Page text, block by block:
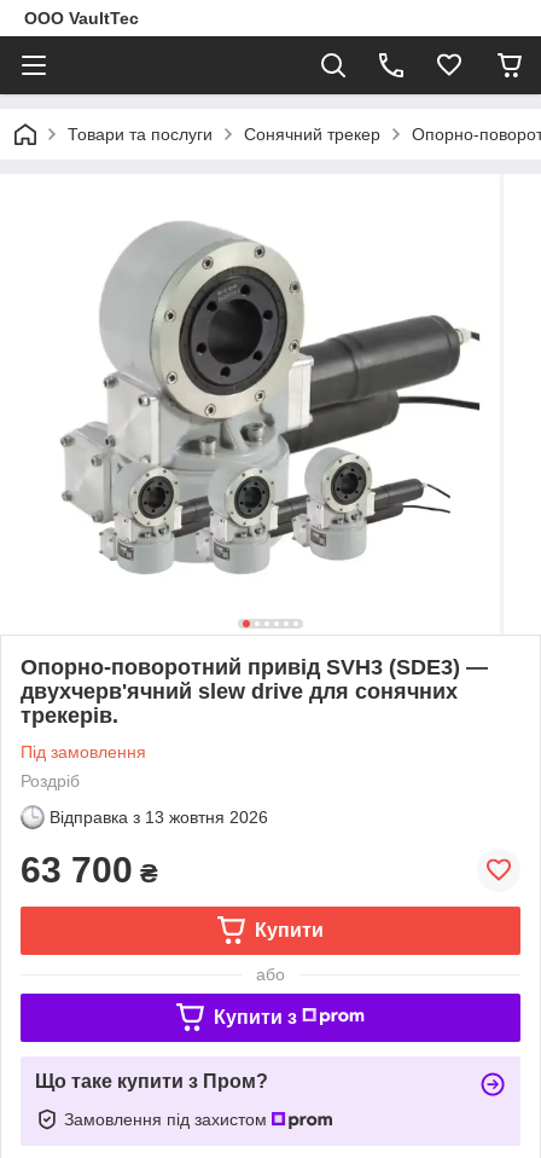
ООО VaultTec
Товари та послуги Сонячний трекер Опорно-
Опорно-поворотний привід SVH3 (SDE3) —
двухчерв'ячний slew drive для сонячних
трекерів.
Під замовлення
Роздріб
Відправка з 13 жовтня 2026
63 700 ₴
Купити
або
Купити з
Що таке купити з Пром?
Замовлення під захистом